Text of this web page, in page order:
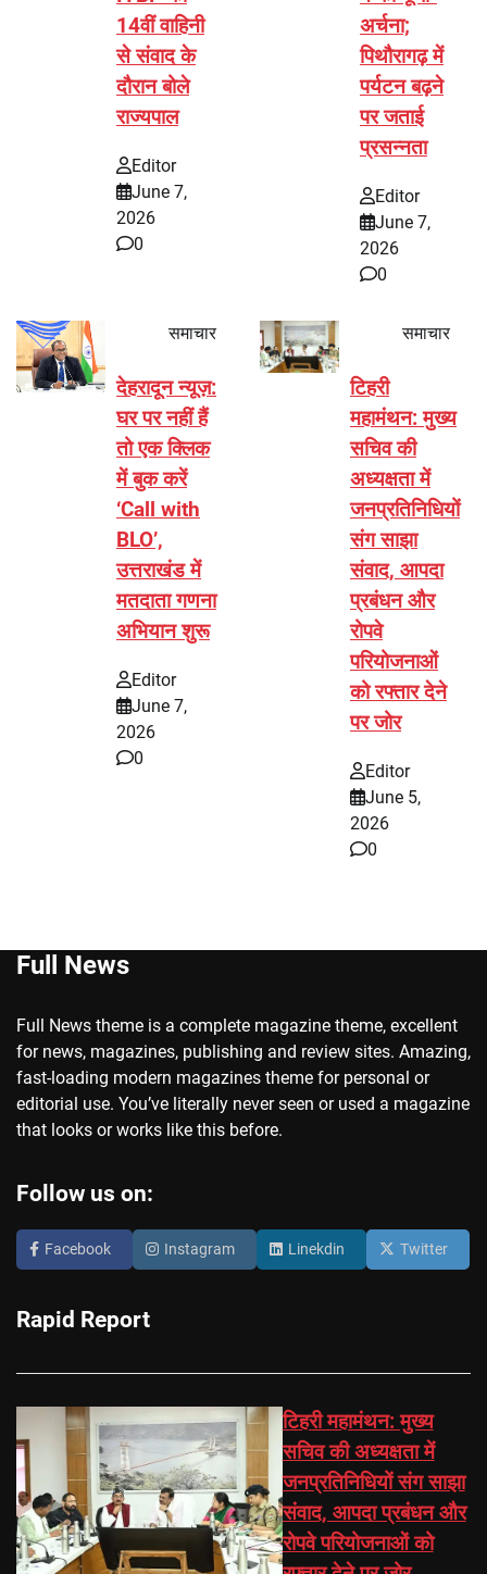
14वीं वाहिनी
से संवाद के
दौरान बोले
राज्यपाल
Editor
June 7,
2026
0
अर्चना;
पिथौरागढ़ में
पर्यटन बढ़ने
पर जताई
प्रसन्नता
Editor
June 7,
2026
0
समाचार
देहरादून न्यूज़:
घर पर नहीं हैं
तो एक क्लिक
में बुक करें
‘Call with
BLO’,
उत्तराखंड में
मतदाता गणना
अभियान शुरू
Editor
June 7,
2026
0
समाचार
टिहरी
महामंथन: मुख्य
सचिव की
अध्यक्षता में
जनप्रतिनिधियों
संग साझा
संवाद, आपदा
प्रबंधन और
रोपवे
परियोजनाओं
को रफ्तार देने
पर जोर
Editor
June 5,
2026
0
Full News
Full News theme is a complete magazine theme, excellent
for news, magazines, publishing and review sites. Amazing,
fast-loading modern magazines theme for personal or
editorial use. You’ve literally never seen or used a magazine
that looks or works like this before.
Follow us on:
Facebook Instagram Linekdin Twitter
Rapid Report
टिहरी महामंथन: मुख्य
सचिव की अध्यक्षता में
जनप्रतिनिधियों संग साझा
संवाद, आपदा प्रबंधन और
रोपवे परियोजनाओं को